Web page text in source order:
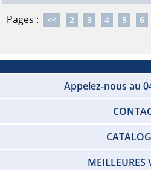
Pages : << 2 3 4 5 6
Appelez-nous au
MEILLEURES